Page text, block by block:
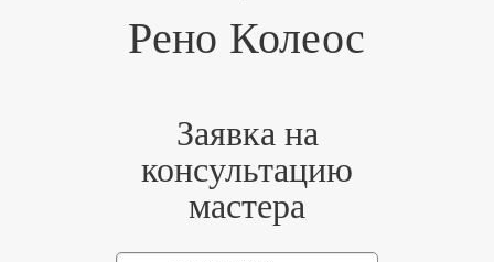
Рено Колеос
Заявка на
консультацию
мастера